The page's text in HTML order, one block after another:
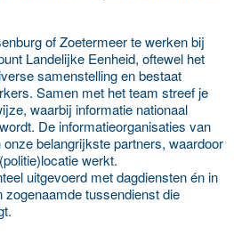
of Zoetermeer te werken bij
Landelijke Eenheid, oftewel het
samenstelling en bestaat
Samen met het team streef je
waarbij informatie nationaal
De informatieorganisaties van
belangrijkste partners, waardoor
werkt.
uitgevoerd met dagdiensten én in
tussendienst die